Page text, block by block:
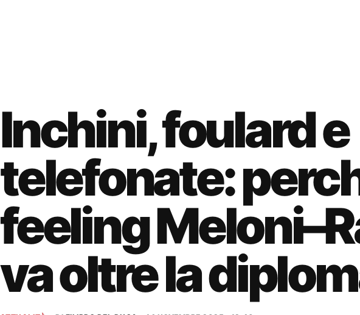
Inchini, foulard e
telefonate:
feeling
va oltre la